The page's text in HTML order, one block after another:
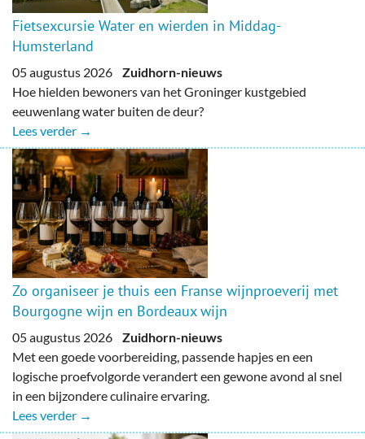
Fietsexcursie Water en wierden in Middag-
Humsterland
05 augustus 2026 Zuidhorn-nieuws
Hoe hielden bewoners van het Groninger kustgebied
eeuwenlang water buiten de deur?
Lees verder →
Zo organiseer je thuis een Franse wijnproeverij met
Bourgogne wijn en Bordeaux wijn
05 augustus 2026 Zuidhorn-nieuws
Met een goede voorbereiding, passende hapjes en een
logische proefvolgorde verandert een gewone avond al snel
in een bijzondere culinaire ervaring.
Lees verder →